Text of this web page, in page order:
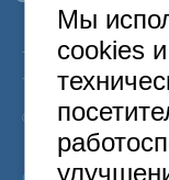
Москва
Бесплатный
8
© 2015 Hostels of
Мы
cookies
+7 (495) 646-74-
Петербург
Полная версия